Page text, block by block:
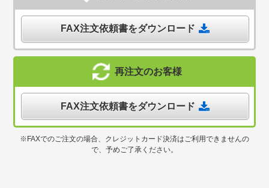
FAX注文依頼書をダウンロード
再注文のお客様
FAX注文依頼書をダウンロード
※FAXでのご注文の場合、クレジットカード決済はご利用できませんの
で、予めご了承ください。